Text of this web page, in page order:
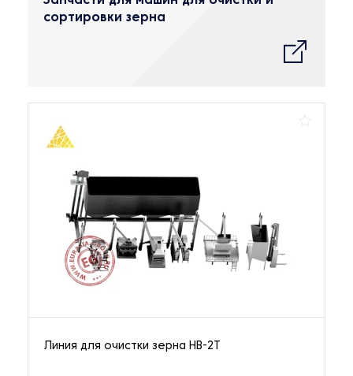
сортировки зерна
Линия для очистки зерна HB-2T